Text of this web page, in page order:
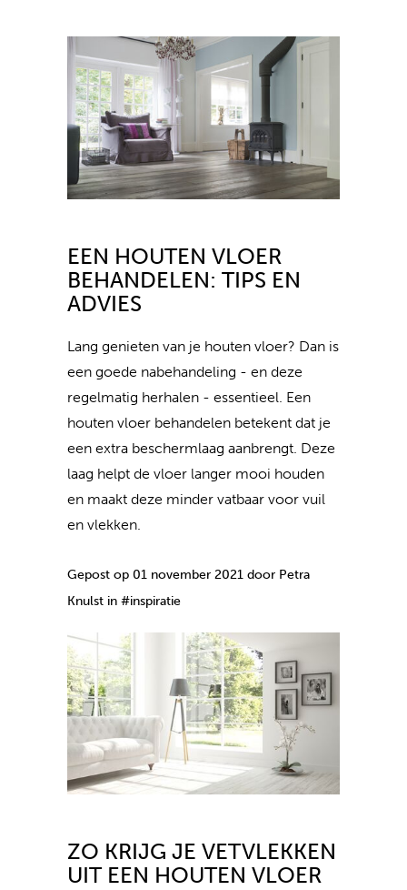
EEN HOUTEN VLOER
BEHANDELEN: TIPS EN
ADVIES
Lang genieten van je houten vloer? Dan is
een goede nabehandeling - en deze
regelmatig herhalen - essentieel. Een
houten vloer behandelen betekent dat je
een extra beschermlaag aanbrengt. Deze
laag helpt de vloer langer mooi houden
en maakt deze minder vatbaar voor vuil
en vlekken.
Gepost op 01 november 2021 door Petra
Knulst in #inspiratie
ZO KRIJG JE VETVLEKKEN
UIT EEN HOUTEN VLOER